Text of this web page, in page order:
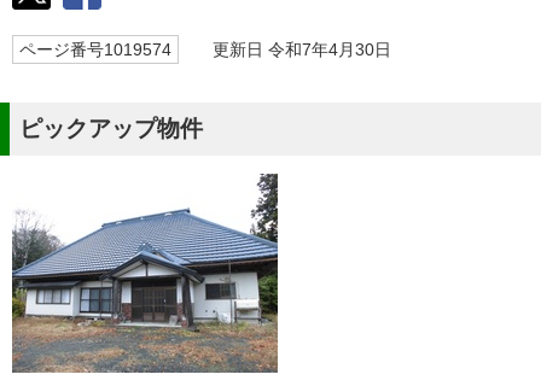
ページ番号1019574 更新日 令和7年4月30日
ピックアップ物件